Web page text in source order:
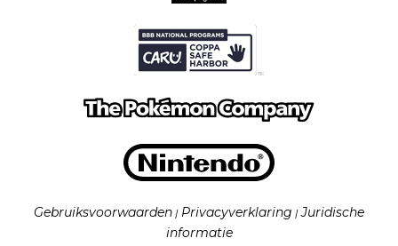
Gebruiksvoorwaarden | Privacyverklaring | Juridische
informatie